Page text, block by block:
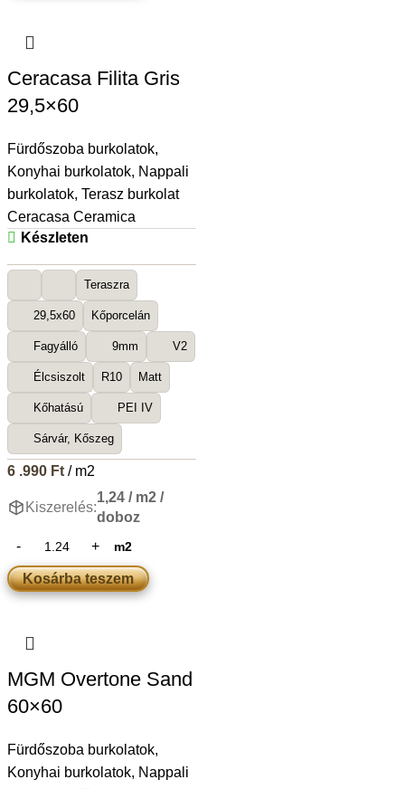
Ceracasa Filita Gris
29,5×60
Fürdőszoba burkolatok,
Konyhai burkolatok, Nappali
burkolatok, Terasz burkolat
Ceracasa Ceramica
Készleten
Teraszra
29,5x60 Kőporcelán
Fagyálló 9mm V2
Élcsiszolt R10 Matt
Kőhatású PEI IV
Sárvár, Kőszeg
6 .990 Ft/ m2
Kiszerelés:
1,24 / m2 /
doboz
m2
Kosárba teszem
MGM Overtone Sand
60×60
Fürdőszoba burkolatok,
Konyhai burkolatok, Nappali